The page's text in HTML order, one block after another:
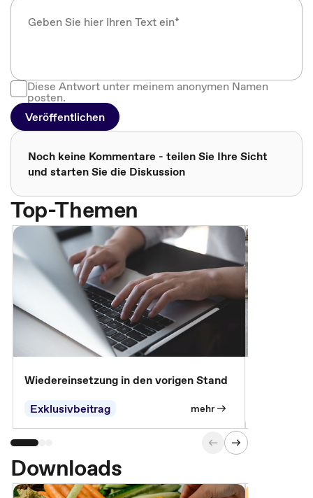
Diese Antwort unter meinem anonymen Namen
posten.
Veröffentlichen
Noch keine Kommentare - teilen Sie Ihre Sicht
und starten Sie die Diskussion
Top-Themen
Wiedereinsetzung in den vorigen Stand
Exklusivbeitrag
mehr
Downloads